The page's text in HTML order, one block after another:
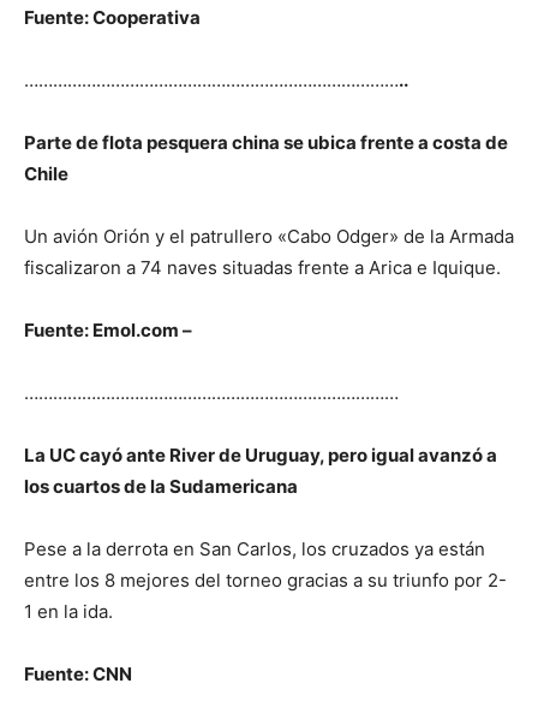
Fuente: Cooperativa
……………………………………………………………………..
Parte de flota pesquera china se ubica frente a costa de
Chile
Un avión Orión y el patrullero «Cabo Odger» de la Armada
fiscalizaron a 74 naves situadas frente a Arica e Iquique.
Fuente: Emol.com –
……………………………………………………………………
La UC cayó ante River de Uruguay, pero igual avanzó a
los cuartos de la Sudamericana
Pese a la derrota en San Carlos, los cruzados ya están
entre los 8 mejores del torneo gracias a su triunfo por 2-
1 en la ida.
Fuente: CNN